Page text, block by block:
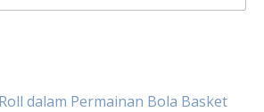
dalam Permainan Bola Basket